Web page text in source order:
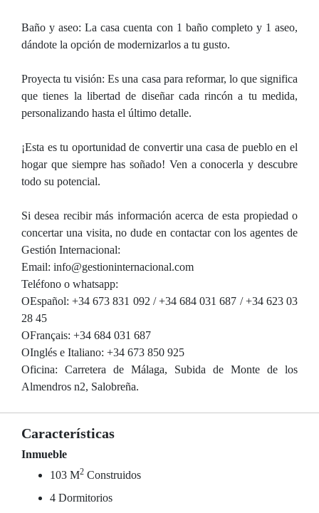
Baño y aseo: La casa cuenta con 1 baño completo y 1 aseo,
dándote la opción de modernizarlos a tu gusto.
Proyecta tu visión: Es una casa para reformar, lo que significa
que tienes la libertad de diseñar cada rincón a tu medida,
personalizando hasta el último detalle.
¡Esta es tu oportunidad de convertir una casa de pueblo en el
hogar que siempre has soñado! Ven a conocerla y descubre
todo su potencial.
Si desea recibir más información acerca de esta propiedad o
concertar una visita, no dude en contactar con los agentes de
Gestión Internacional:
Email: info@gestioninternacional.com
Teléfono o whatsapp:
OEspañol: +34 673 831 092 / +34 684 031 687 / +34 623 03
28 45
OFrançais: +34 684 031 687
OInglés e Italiano: +34 673 850 925
Oficina: Carretera de Málaga, Subida de Monte de los
Almendros n2, Salobreña.
Características
Inmueble
103 M2 Construidos
4 Dormitorios